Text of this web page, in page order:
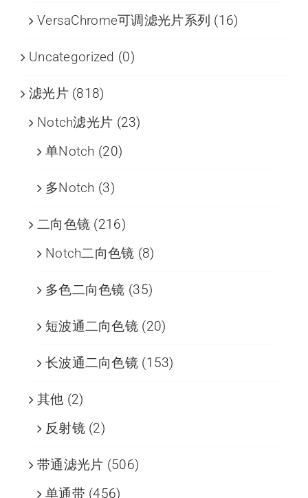
VersaChrome可调滤光片系列 (16)
Uncategorized (0)
滤光片 (818)
Notch滤光片 (23)
单Notch (20)
多Notch (3)
二向色镜 (216)
Notch二向色镜 (8)
多色二向色镜 (35)
短波通二向色镜 (20)
长波通二向色镜 (153)
其他 (2)
反射镜 (2)
带通滤光片 (506)
单通带 (456)